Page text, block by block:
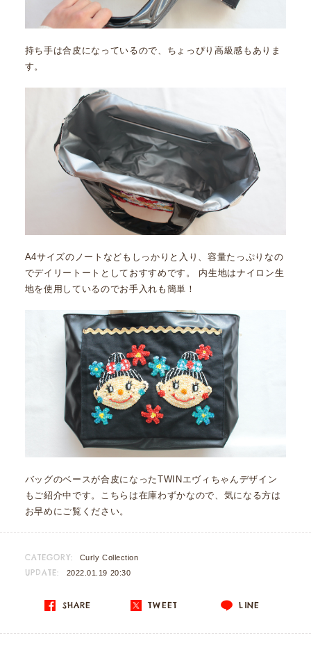
持ち手は合皮になっているので、ちょっぴり高級感もありま
す。
A4サイズのノートなどもしっかりと入り、容量たっぷりなの
でデイリートートとしておすすめです。 内生地はナイロン生
地を使用しているのでお手入れも簡単！
バッグのベースが合皮になったTWINエヴィちゃんデザイン
もご紹介中です。こちらは在庫わずかなので、気になる方は
お早めにご覧ください。
CATEGORY: Curly Collection
UPDATE: 2022.01.19 20:30
SHARE TWEET LINE